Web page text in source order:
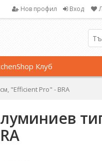
Нов профил Вход
Клуб
"Efficient Pro" - BRA